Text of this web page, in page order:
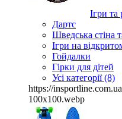
Ігри та
Дартс
Шведська стіна
Ігри на
Гойдалки
Гірки для дітей
Усі категорії (8)
https://
100x100.webp